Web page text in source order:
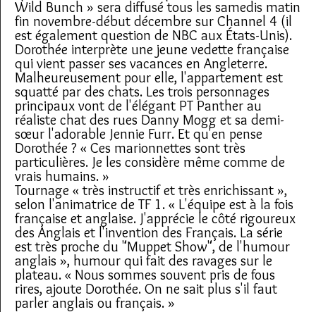
Wild Bunch » sera diffusé tous les samedis matin
fin novembre-début décembre sur Channel 4 (il
est également question de NBC aux États-Unis).
Dorothée interprète une jeune vedette française
qui vient passer ses vacances en Angleterre.
Malheureusement pour elle, l'appartement est
squatté par des chats. Les trois personnages
principaux vont de l'élégant PT Panther au
réaliste chat des rues Danny Mogg et sa demi-
sœur l'adorable Jennie Furr. Et qu'en pense
Dorothée ? « Ces marionnettes sont très
particulières. Je les considère même comme de
vrais humains. »
Tournage « très instructif et très enrichissant »,
selon l'animatrice de TF 1. « L'équipe est à la fois
française et anglaise. J'apprécie le côté rigoureux
des Anglais et l'invention des Français. La série
est très proche du "Muppet Show", de l'humour
anglais », humour qui fait des ravages sur le
plateau. « Nous sommes souvent pris de fous
rires, ajoute Dorothée. On ne sait plus s'il faut
parler anglais ou français. »